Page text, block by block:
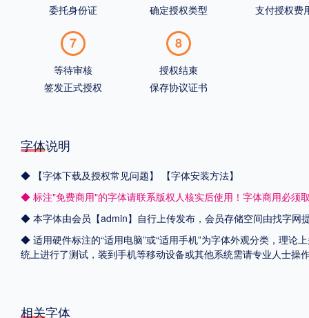
委托身份证
确定授权类型
支付授权费
7
等待审核
签发正式授权
8
授权结束
保存协议证书
字体说明
◆ 【字体下载及授权常见问题】
【字体安装方法】
◆ 标注"免费商用"的字体请联系版权人核实后使用！字体商用必须
◆ 本字体由会员【admin】自行上传发布，会员存储空间由找字网
◆ 适用硬件标注的“适用电脑”或“适用手机”为字体外观分类，理论
统上进行了测试，装到手机等移动设备或其他系统需请专业人士
相关字体